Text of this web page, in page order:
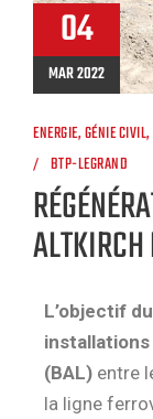
04
MAR 2022
ENERGIE,GÉNIE CIVIL,
BTP-LEGRAND
L’objectif
(BAL) entre
la ligne